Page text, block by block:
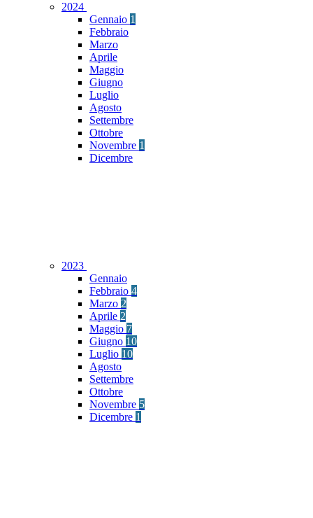
2024
Gennaio 1
Febbraio
Marzo
Aprile
Maggio
Giugno
Luglio
Agosto
Settembre
Ottobre
Novembre 1
Dicembre
2023
Gennaio
Febbraio 4
Marzo 2
Aprile 2
Maggio 7
Giugno 10
Luglio 10
Agosto
Settembre
Ottobre
Novembre 5
Dicembre 1